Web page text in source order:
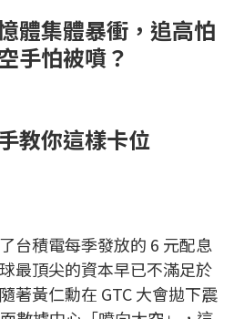
體集體暴衝，追高怕
手怕被噴？
教你這樣卡位
台積電每季發放的 6 元配息
最頂尖的資本早已不滿足於
著黃仁勳在 GTC 大會拋下震